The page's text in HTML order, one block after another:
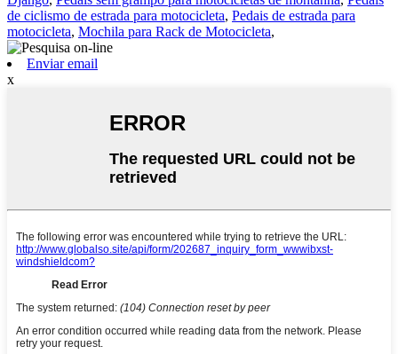
de ciclismo de estrada para motocicleta, Pedais de estrada para
motocicleta, Mochila para Rack de Motocicleta,
Enviar email
x